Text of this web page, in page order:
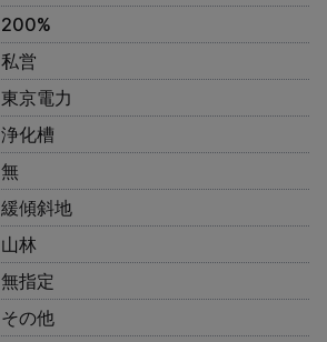
200%
私営
東京電力
浄化槽
無
緩傾斜地
山林
無指定
その他